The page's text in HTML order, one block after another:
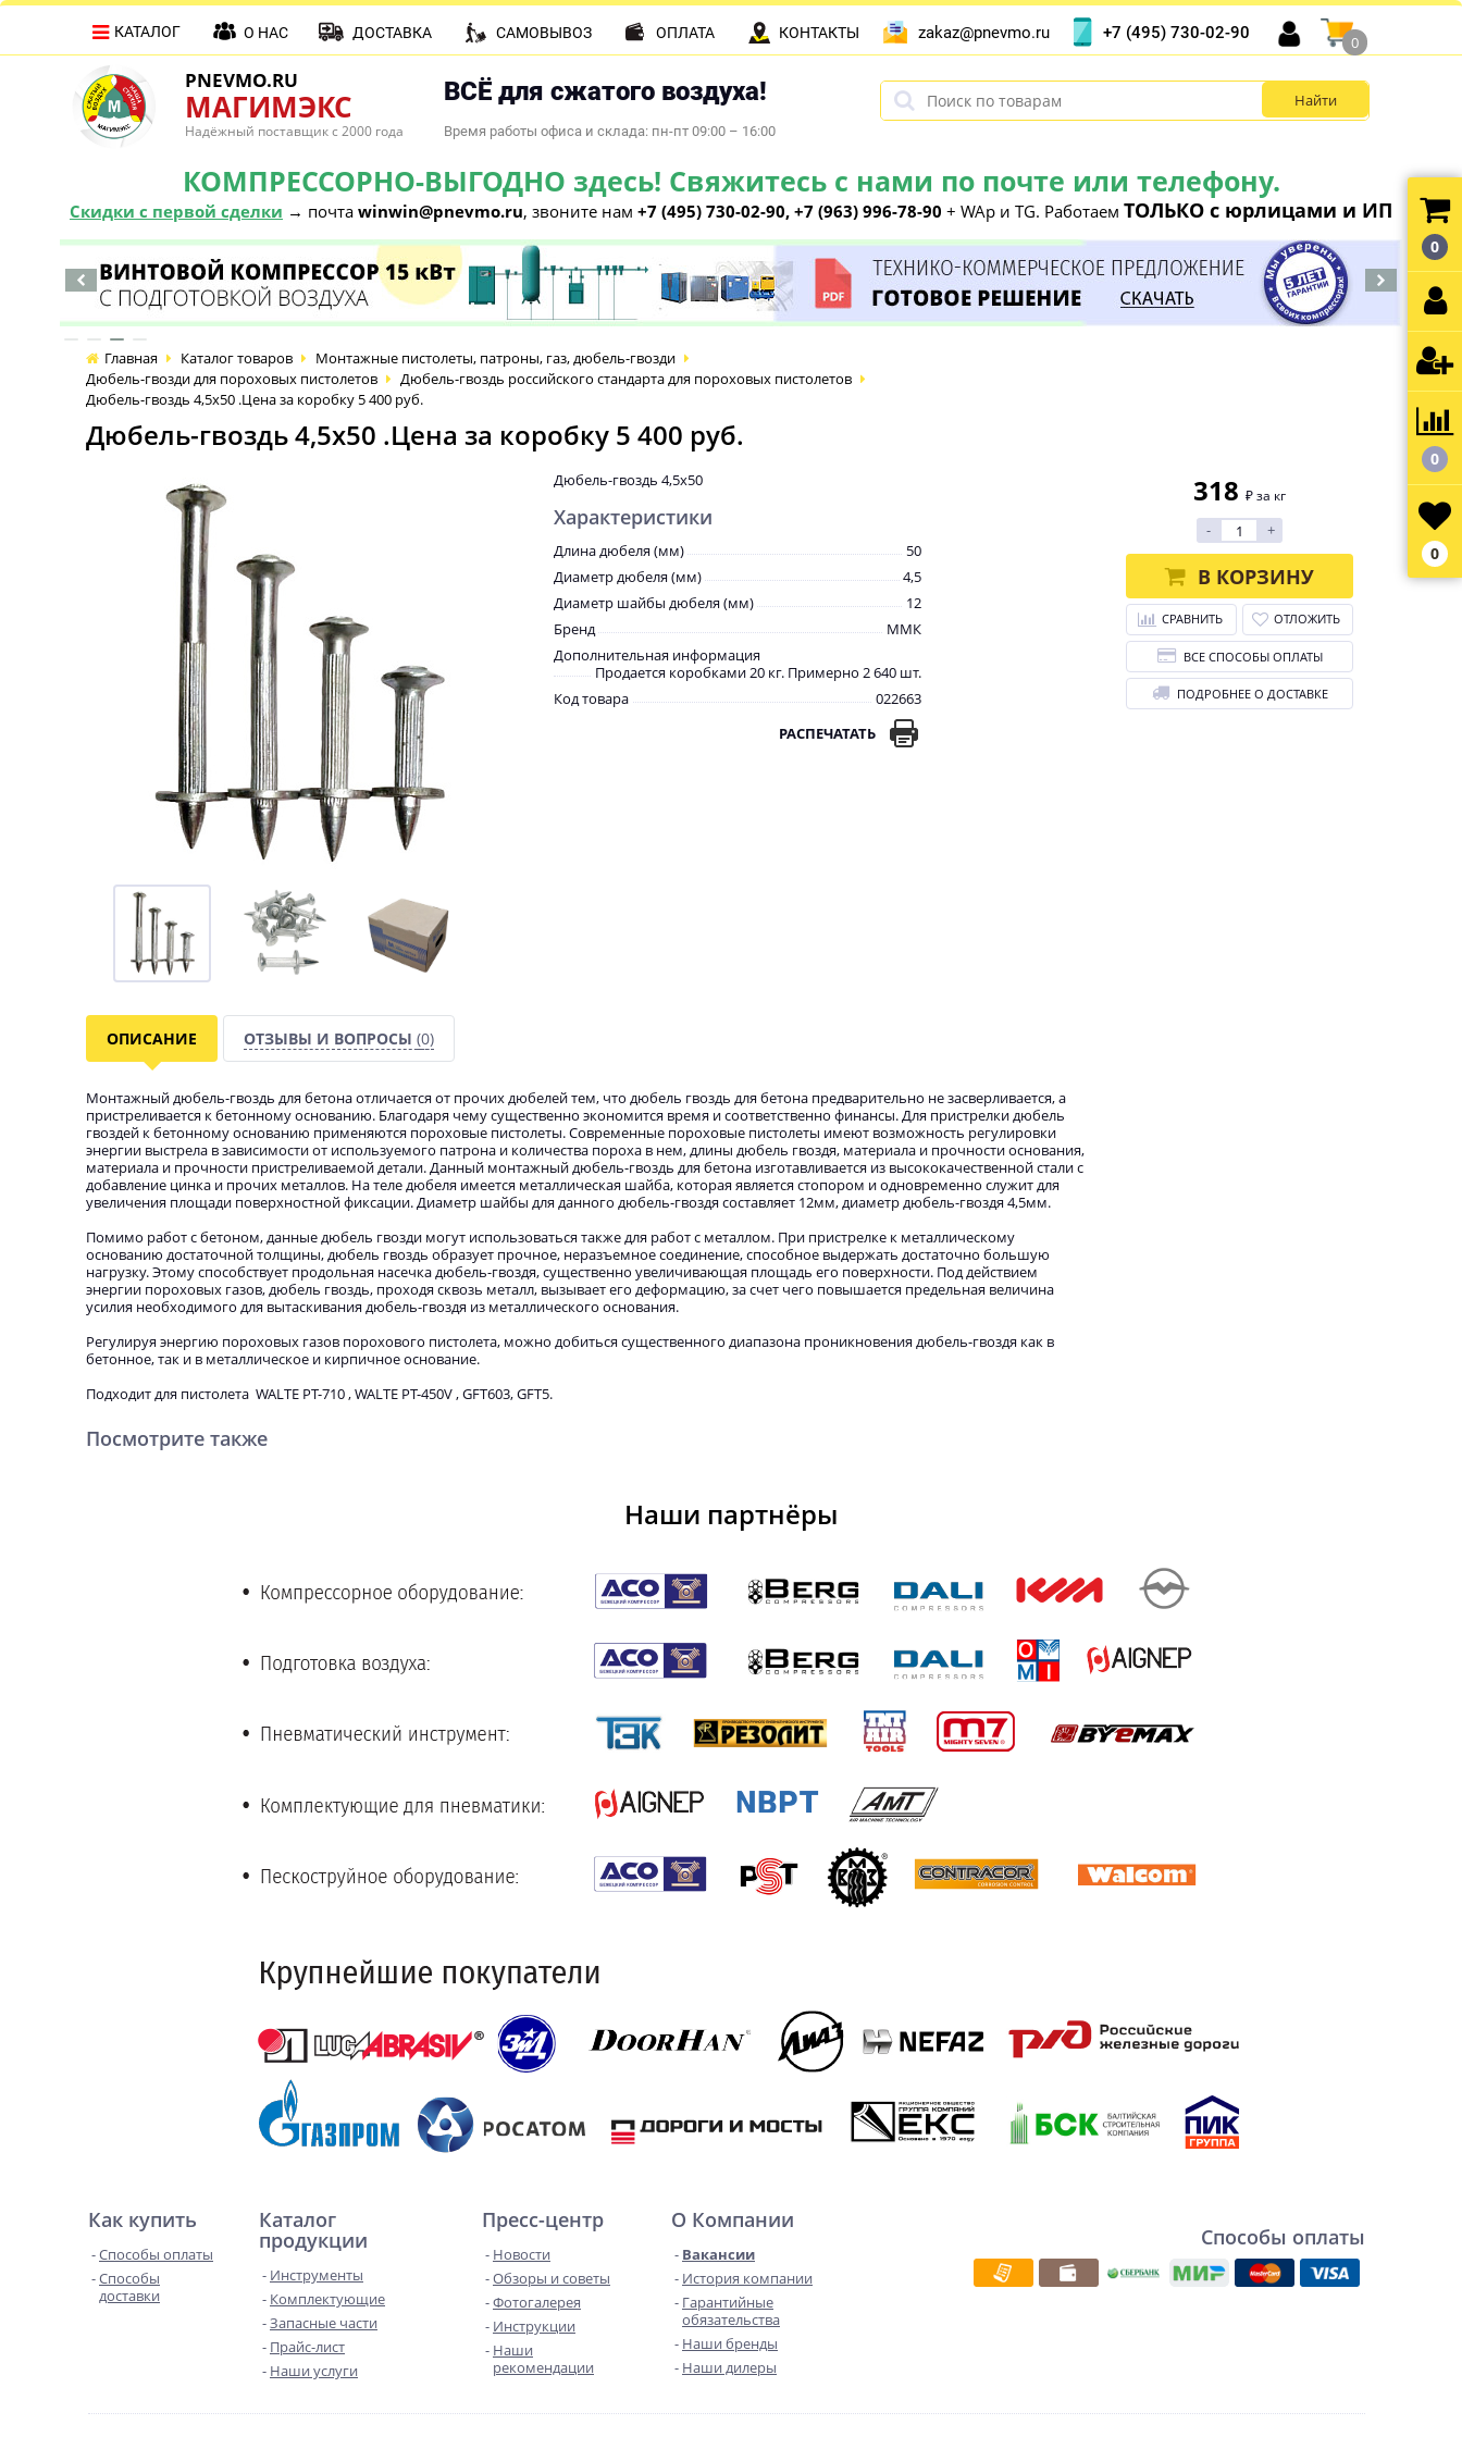
PNEVMO.RU
МАГИМЭКС
Надёжный поставщик с 2000 года
ВСЁ для сжатого воздуха!
Время работы офиса и склада: пн-пт 09:00 – 16:00
КОМПРЕССОРНО-ВЫГОДНО здесь! Свяжитесь с нами по почте или телефону.
Скидки с первой сделки → почта winwin@pnevmo.ru, звоните нам +7 (495) 730-02-90, +7 (963) 996-78-90 + WAp и TG. Работаем ТОЛЬКО с юрлицами и ИП
КАТАЛОГ О НАС ДОСТАВКА САМОВЫВОЗ ОПЛАТА КОНТАКТЫ zakaz@pnevmo.ru +7 (495) 730-02-90
0
Главная Каталог товаров
Монтажные пистолеты, патроны, газ, дюбель-гвозди
Дюбель-гвозди для пороховых пистолетов
Дюбель-гвоздь российского стандарта для пороховых пистолетов
Дюбель-гвоздь 4,5х50 .Цена за коробку 5 400 руб.
Дюбель-гвоздь 4,5х50 .Цена за коробку 5 400 руб.
Дюбель-гвоздь 4,5х50
Характеристики
Длина дюбеля (мм)
50
Диаметр дюбеля (мм)
4,5
Диаметр шайбы дюбеля (мм)
12
Бренд
ММК
Дополнительная информация
Продается коробками 20 кг. Примерно 2 640 шт.
Код товара
022663
РАСПЕЧАТАТЬ
318 ₽ за кг
- +
В КОРЗИНУ
СРАВНИТЬ ОТЛОЖИТЬ
ВСЕ СПОСОБЫ ОПЛАТЫ
ПОДРОБНЕЕ О ДОСТАВКЕ
ОПИСАНИЕ ОТЗЫВЫ И ВОПРОСЫ (0)
Монтажный дюбель-гвоздь для бетона отличается от прочих дюбелей тем, что дюбель гвоздь для бетона предварительно не засверливается, а
пристреливается к бетонному основанию. Благодаря чему существенно экономится время и соответственно финансы. Для пристрелки дюбель
гвоздей к бетонному основанию применяются пороховые пистолеты. Современные пороховые пистолеты имеют возможность регулировки
энергии выстрела в зависимости от используемого патрона и количества пороха в нем, длины дюбель гвоздя, материала и прочности основания,
материала и прочности пристреливаемой детали. Данный монтажный дюбель-гвоздь для бетона изготавливается из высококачественной стали с
добавление цинка и прочих металлов. На теле дюбеля имеется металлическая шайба, которая является стопором и одновременно служит для
увеличения площади поверхностной фиксации. Диаметр шайбы для данного дюбель-гвоздя составляет 12мм, диаметр дюбель-гвоздя 4,5мм.
Помимо работ с бетоном, данные дюбель гвозди могут использоваться также для работ с металлом. При пристрелке к металлическому
основанию достаточной толщины, дюбель гвоздь образует прочное, неразъемное соединение, способное выдержать достаточно большую
нагрузку. Этому способствует продольная насечка дюбель-гвоздя, существенно увеличивающая площадь его поверхности. Под действием
энергии пороховых газов, дюбель гвоздь, проходя сквозь металл, вызывает его деформацию, за счет чего повышается предельная величина
усилия необходимого для вытаскивания дюбель-гвоздя из металлического основания.
Регулируя энергию пороховых газов порохового пистолета, можно добиться существенного диапазона проникновения дюбель-гвоздя как в
бетонное, так и в металлическое и кирпичное основание.
Подходит для пистолета WALTE PT-710 , WALTE PT-450V , GFT603, GFT5.
Посмотрите также
Наши партнёры
Как купить
Способы оплаты
Способы
доставки
Каталог
продукции
Инструменты
Комплектующие
Запасные части
Прайс-лист
Наши услуги
Пресс-центр
Новости
Обзоры и советы
Фотогалерея
Инструкции
Наши
рекомендации
О Компании
Вакансии
История компании
Гарантийные
обязательства
Наши бренды
Наши дилеры
Способы оплаты
0
0
0